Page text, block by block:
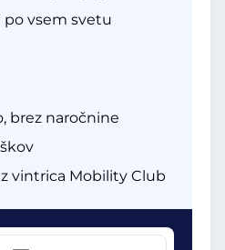
po vsem svetu
brez naročnine
vintrica Mobility Club